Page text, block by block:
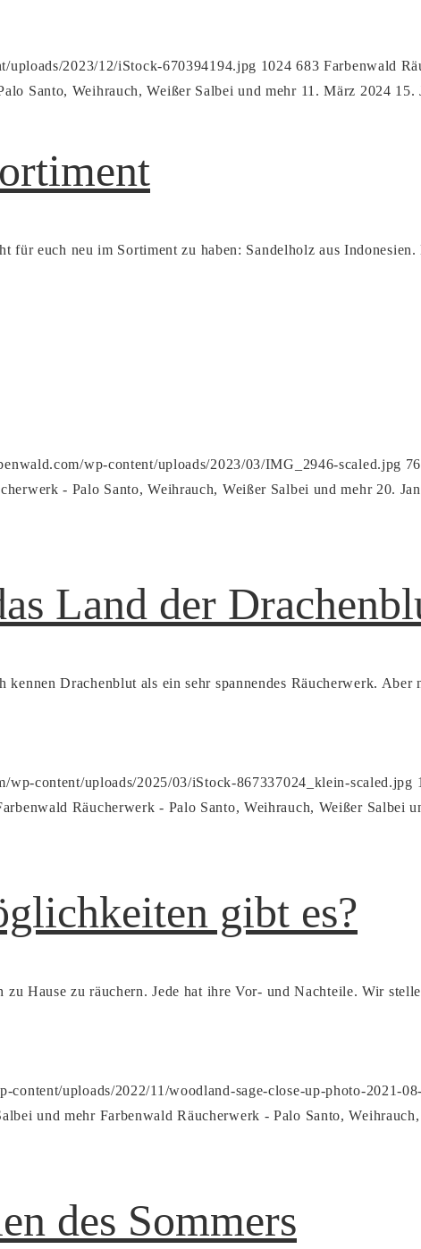
uploads/2023/12/iStock-670394194.jpg 1024 683 Farbenwald
Santo, Weihrauch, Weißer Salbei und mehr 11. März 2024 15.
für euch neu im Sortiment zu haben: Sandelholz aus
wp-content/uploads/2023/03/IMG_2946-scaled.jpg
- Palo Santo, Weihrauch, Weißer Salbei und mehr 20.
Land der
Drachenblut als ein sehr spannendes Räucherwerk. Aber
wp-content/uploads/2025/03/iStock-867337024_klein-scaled.jpg
Räucherwerk - Palo Santo, Weihrauch, Weißer Salbei
gibt es?
Hause zu räuchern. Jede hat ihre Vor- und Nachteile. Wir
content/uploads/2022/11/woodland-sage-close-up-photo-2021-
und mehr Farbenwald Räucherwerk - Palo Santo,
des Sommers